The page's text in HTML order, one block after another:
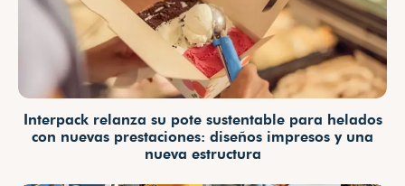
Interpack relanza su pote sustentable para helados
con nuevas prestaciones: diseños impresos y una
nueva estructura